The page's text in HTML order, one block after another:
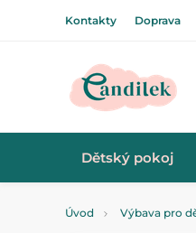
Kontakty Doprava
Dětský pokoj
Úvod Výbava pro